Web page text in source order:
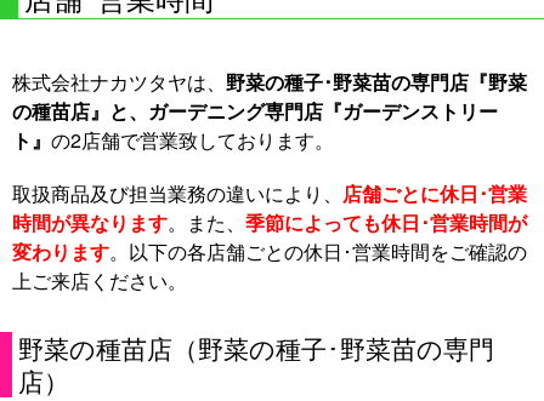
株式会社ナカツタヤは、 野菜の種子･野菜苗の専門店『野菜
の種苗店』と、 ガーデニング専門店『ガーデンストリー
ト』 の2店舗で営業致しております。
取扱商品及び担当業務の違いにより、 店舗ごとに休日･営業
時間が異なります。また、 季節によっても休日･営業時間が
変わります。以下の各店舗ごとの休日･営業時間をご確認の
上ご来店ください。
野菜の種苗店（野菜の種子･野菜苗の専門
店）